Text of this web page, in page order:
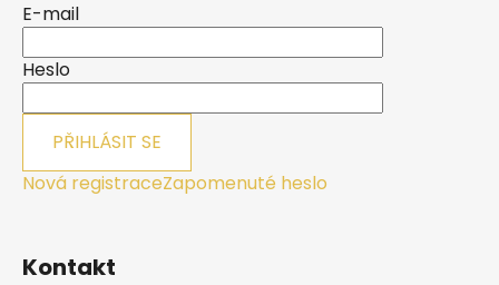
E-mail
Heslo
PŘIHLÁSIT SE
Nová registraceZapomenuté heslo
Kontakt